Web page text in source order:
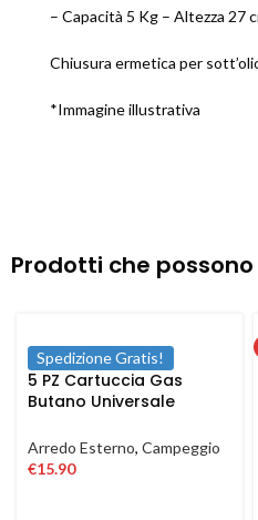
– Capacità 5 Kg – Altezza 27
Chiusura ermetica per
*Immagine illustrativa
Prodotti che
Spedizione Gratis!
5 PZ Cartuccia Gas
Butano Universale
campeggio 190 gr
Arredo Esterno, Campeggio
€15.90